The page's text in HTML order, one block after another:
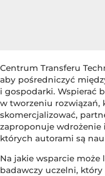
Centrum Transferu
aby pośredniczyć
i gospodarki. Wspierać
w tworzeniu rozwiązań,
skomercjalizować,
zaproponuje wdrożenie
których autorami są
Na jakie wsparcie
badawczy uczelni, który